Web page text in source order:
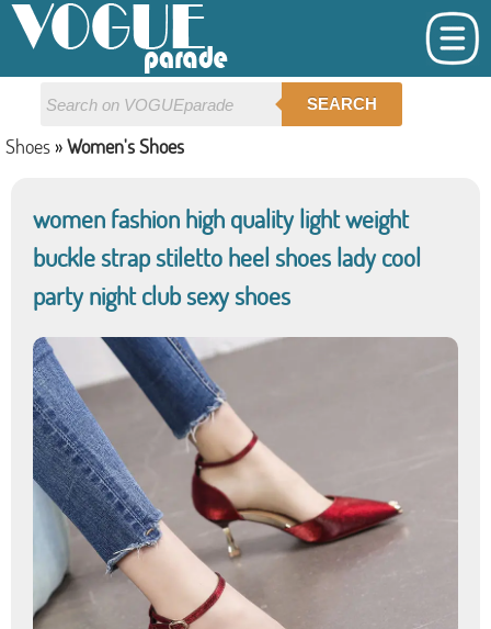
SEARCH
Shoes »Women's Shoes
women fashion high quality light weight
buckle strap stiletto heel shoes lady cool
party night club sexy shoes